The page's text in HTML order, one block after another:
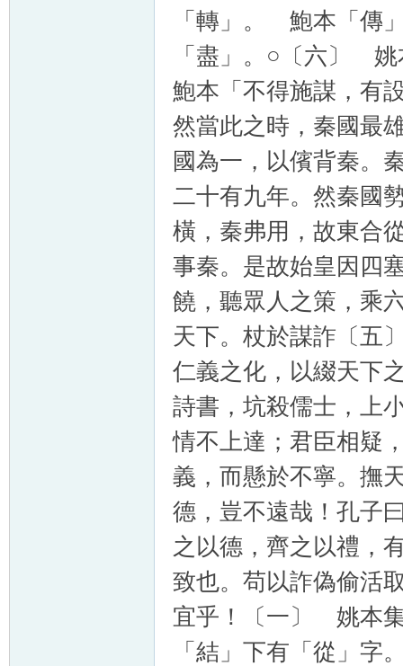
「轉」。 鮑本「傳
「盡」。○〔六〕
鮑本「不得施謀，
然當此之時，秦國最
國為一，以儐背秦。
二十有九年。然秦國
橫，秦弗用，故東合
事秦。是故始皇因四
饒，聽眾人之策，乘
天下。杖於謀詐〔五
仁義之化，以綴天下
詩書，坑殺儒士，上
情不上達；君臣相疑
義，而懸於不寧。撫
德，豈不遠哉！孔子
之以德，齊之以禮，
致也。苟以詐偽偷活
宜乎！〔一〕 姚本
「結」下有「從」